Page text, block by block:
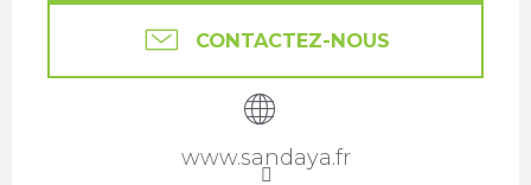
CONTACTEZ-NOUS
www.sandaya.fr